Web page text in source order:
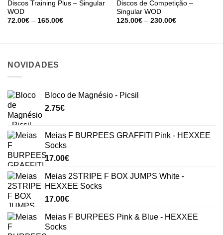
Discos Training Plus – Singular
WOD
72.00€ – 165.00€Price
Discos de Competição –
Singular WOD
125.00€ – 230.00€Price
NOVIDADES
Bloco de Magnésio - Picsil
2.75€
Meias F BURPEES GRAFFITI Pink - HEXXEE
Socks
17.00€
Meias 2STRIPE F BOX JUMPS White -
HEXXEE Socks
17.00€
Meias F BURPEES Pink & Blue - HEXXEE
Socks